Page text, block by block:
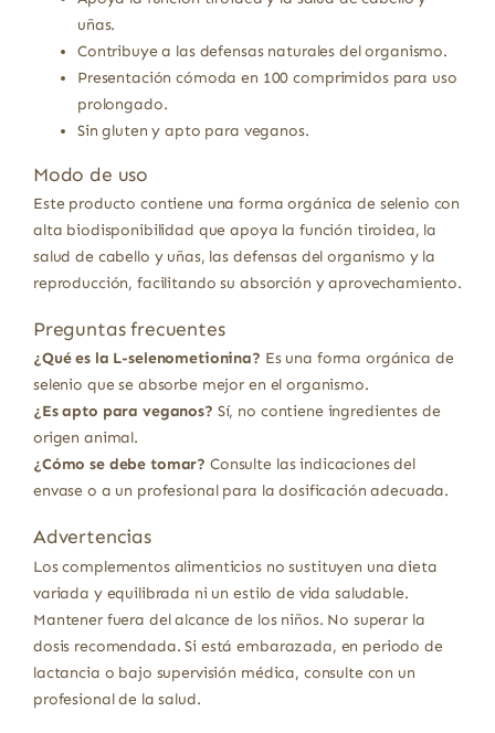
uñas.
Contribuye a las defensas naturales del organismo.
Presentación cómoda en 100 comprimidos para uso
prolongado.
Sin gluten y apto para veganos.
Modo de uso
Este producto contiene una forma orgánica de selenio con
alta biodisponibilidad que apoya la función tiroidea, la
salud de cabello y uñas, las defensas del organismo y la
reproducción, facilitando su absorción y aprovechamiento.
Preguntas frecuentes
¿Qué es la L-selenometionina? Es una forma orgánica de
selenio que se absorbe mejor en el organismo.
¿Es apto para veganos? Sí, no contiene ingredientes de
origen animal.
¿Cómo se debe tomar? Consulte las indicaciones del
envase o a un profesional para la dosificación adecuada.
Advertencias
Los complementos alimenticios no sustituyen una dieta
variada y equilibrada ni un estilo de vida saludable.
Mantener fuera del alcance de los niños. No superar la
dosis recomendada. Si está embarazada, en periodo de
lactancia o bajo supervisión médica, consulte con un
profesional de la salud.